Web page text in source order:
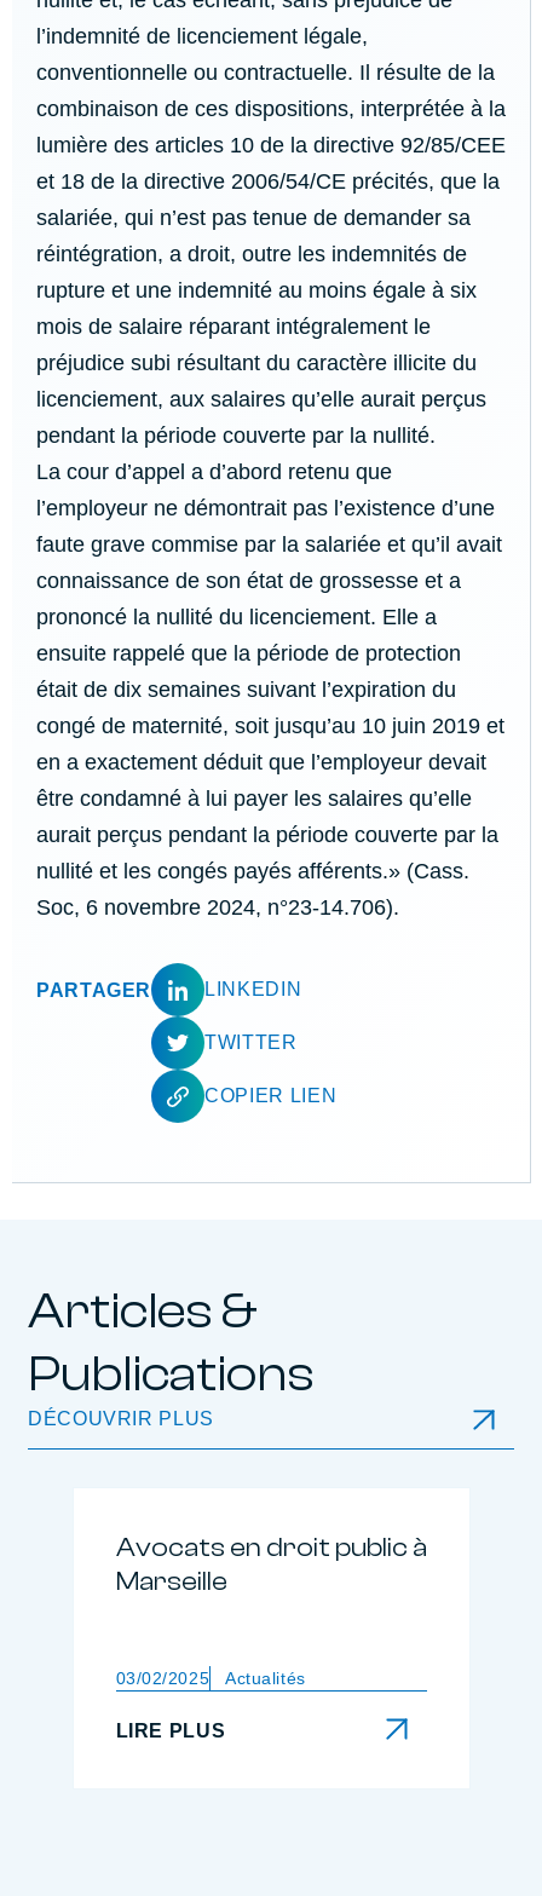
l’indemnité de licenciement légale,
conventionnelle ou contractuelle. Il résulte de la
combinaison de ces dispositions, interprétée à la
lumière des articles 10 de la directive 92/85/CEE
et 18 de la directive 2006/54/CE précités, que la
salariée, qui n’est pas tenue de demander sa
réintégration, a droit, outre les indemnités de
rupture et une indemnité au moins égale à six
mois de salaire réparant intégralement le
préjudice subi résultant du caractère illicite du
licenciement, aux salaires qu’elle aurait perçus
pendant la période couverte par la nullité.
La cour d’appel a d’abord retenu que
l’employeur ne démontrait pas l’existence d’une
faute grave commise par la salariée et qu’il avait
connaissance de son état de grossesse et a
prononcé la nullité du licenciement. Elle a
ensuite rappelé que la période de protection
était de dix semaines suivant l’expiration du
congé de maternité, soit jusqu’au 10 juin 2019 et
en a exactement déduit que l’employeur devait
être condamné à lui payer les salaires qu’elle
aurait perçus pendant la période couverte par la
nullité et les congés payés afférents.» (Cass.
Soc, 6 novembre 2024, n°23-14.706).
PARTAGER LINKEDIN
TWITTER
COPIER LIEN
Articles &
Publications
DÉCOUVRIR PLUS
Avocats en droit public à
Marseille
03/02/2025 Actualités
LIRE PLUS